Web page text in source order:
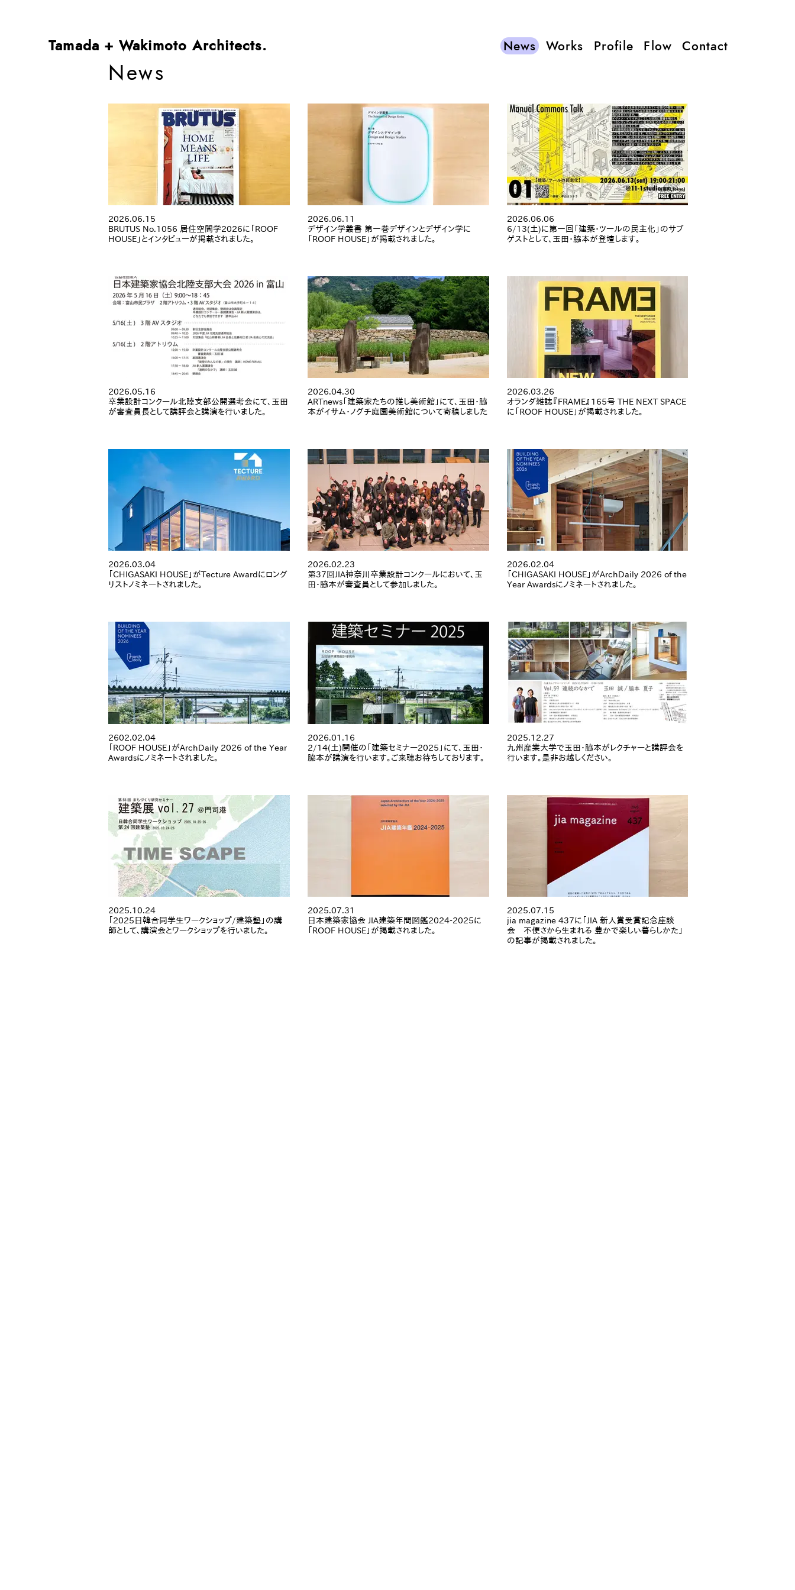
News Works Profile Flow Contact
Tamada + Wakimoto Architects.
News
2026.06.15
BRUTUS No.1056 居住空間学2026に「ROOF
HOUSE」とインタビューが掲載されました。
2026.06.11
デザイン学叢書 第一巻デザインとデザイン学に
「ROOF HOUSE」が掲載されました。
2026.06.06
6/13(土)に第一回「建築・ツールの民主化」のサブ
ゲストとして、玉田・脇本が登壇します。
2026.05.16
卒業設計コンクール北陸支部公開選考会にて、玉田
が審査員長として講評会と講演を行いました。
2026.04.30
ARTnews「建築家たちの推し美術館」にて、玉田・脇
本がイサム・ノグチ庭園美術館について寄稿しました
2026.03.26
オランダ雑誌『FRAME』165号 THE NEXT SPACE
に「ROOF HOUSE」が掲載されました。
2026.03.04
「CHIGASAKI HOUSE」がTecture Awardにロング
リストノミネートされました。
2026.02.23
第37回JIA神奈川卒業設計コンクールにおいて、玉
田・脇本が審査員として参加しました。
2026.02.04
「CHIGASAKI HOUSE」がArchDaily 2026 of the
Year Awardsにノミネートされました。
2602.02.04
「ROOF HOUSE」がArchDaily 2026 of the Year
Awardsにノミネートされました。
2026.01.16
2/14(土)開催の「建築セミナー2025」にて、玉田・
脇本が講演を行います。ご来聴お待ちしております。
2025.12.27
九州産業大学で玉田・脇本がレクチャーと講評会を
行います。是非お越しください。
2025.10.24
「2025日韓合同学生ワークショップ/建築塾」の講
師として、講演会とワークショップを行いました。
2025.07.31
日本建築家協会 JIA建築年間図鑑2024-2025に
「ROOF HOUSE」が掲載されました。
2025.07.15
jia magazine 437に「JIA 新人賞受賞記念座談
会 不便さから生まれる 豊かで楽しい暮らしかた」
の記事が掲載されました。